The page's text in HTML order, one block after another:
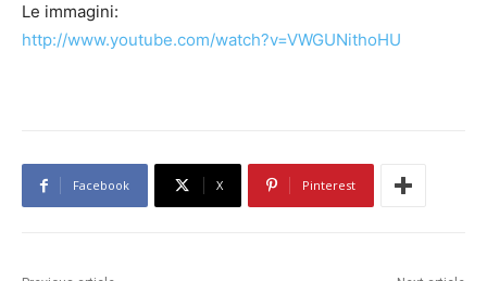
Le immagini:
http://www.youtube.com/watch?v=VWGUNithoHU
Facebook X Pinterest